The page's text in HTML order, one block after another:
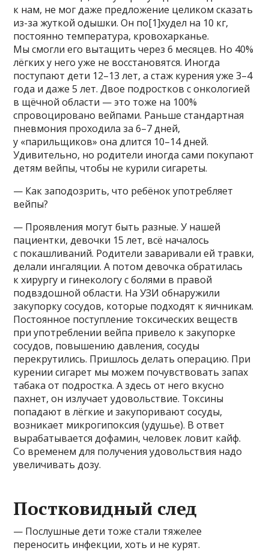
к нам, не мог даже предложение целиком сказать
из-за жуткой одышки. Он по[1]худел на 10 кг,
постоянно температура, кровохарканье.
Мы смогли его вытащить через 6 месяцев. Но 40%
лёгких у него уже не восстановятся. Иногда
поступают дети 12–13 лет, а стаж курения уже 3–4
года и даже 5 лет. Двое подростков с онкологией
в щёчной области — это тоже на 100%
спровоцировано вейпами. Раньше стандартная
пневмония проходила за 6–7 дней,
у «парильщиков» она длится 10–14 дней.
Удивительно, но родители иногда сами покупают
детям вейпы, чтобы не курили сигареты.
— Как заподозрить, что ребёнок употребляет
вейпы?
— Проявления могут быть разные. У нашей
пациентки, девочки 15 лет, всё началось
с покашливаний. Родители заваривали ей травки,
делали ингаляции. А потом девочка обратилась
к хирургу и гинекологу с болями в правой
подвздошной области. На УЗИ обнаружили
закупорку сосудов, которые подходят к яичникам.
Постоянное поступление токсических веществ
при употреблении вейпа привело к закупорке
сосудов, повышению давления, сосуды
перекрутились. Пришлось делать операцию. При
курении сигарет мы можем почувствовать запах
табака от подростка. А здесь от него вкусно
пахнет, он излучает удовольствие. Токсины
попадают в лёгкие и закупоривают сосуды,
возникает микрогипоксия (удушье). В ответ
вырабатывается дофамин, человек ловит кайф.
Со временем для получения удовольствия надо
увеличивать дозу.
Постковидный след
— Послушные дети тоже стали тяжелее
переносить инфекции, хоть и не курят.